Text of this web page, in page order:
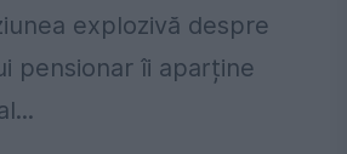
explozivă despre
pensionar îi aparține